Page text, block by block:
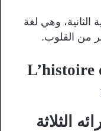
الثانية، وهي لغة
من القلوب.
L’histoire
الثلاثة